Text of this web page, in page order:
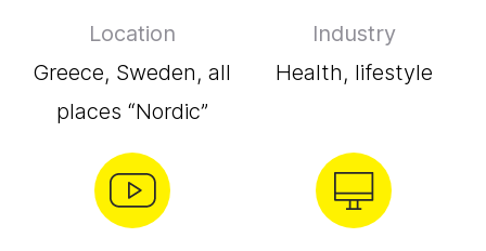
Location
Greece, Sweden, all
places “Nordic”
Industry
Health, lifestyle